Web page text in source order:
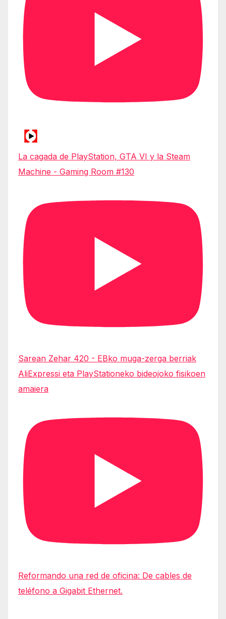
La cagada de PlayStation, GTA VI y la Steam
Machine - Gaming Room #130
Sarean Zehar 420 - EBko muga-zerga berriak
AliExpressi eta PlayStationeko bideojoko fisikoen
amaiera
Reformando una red de oficina: De cables de
teléfono a Gigabit Ethernet.